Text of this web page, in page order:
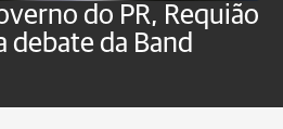
do PR, Requião
debate da Band